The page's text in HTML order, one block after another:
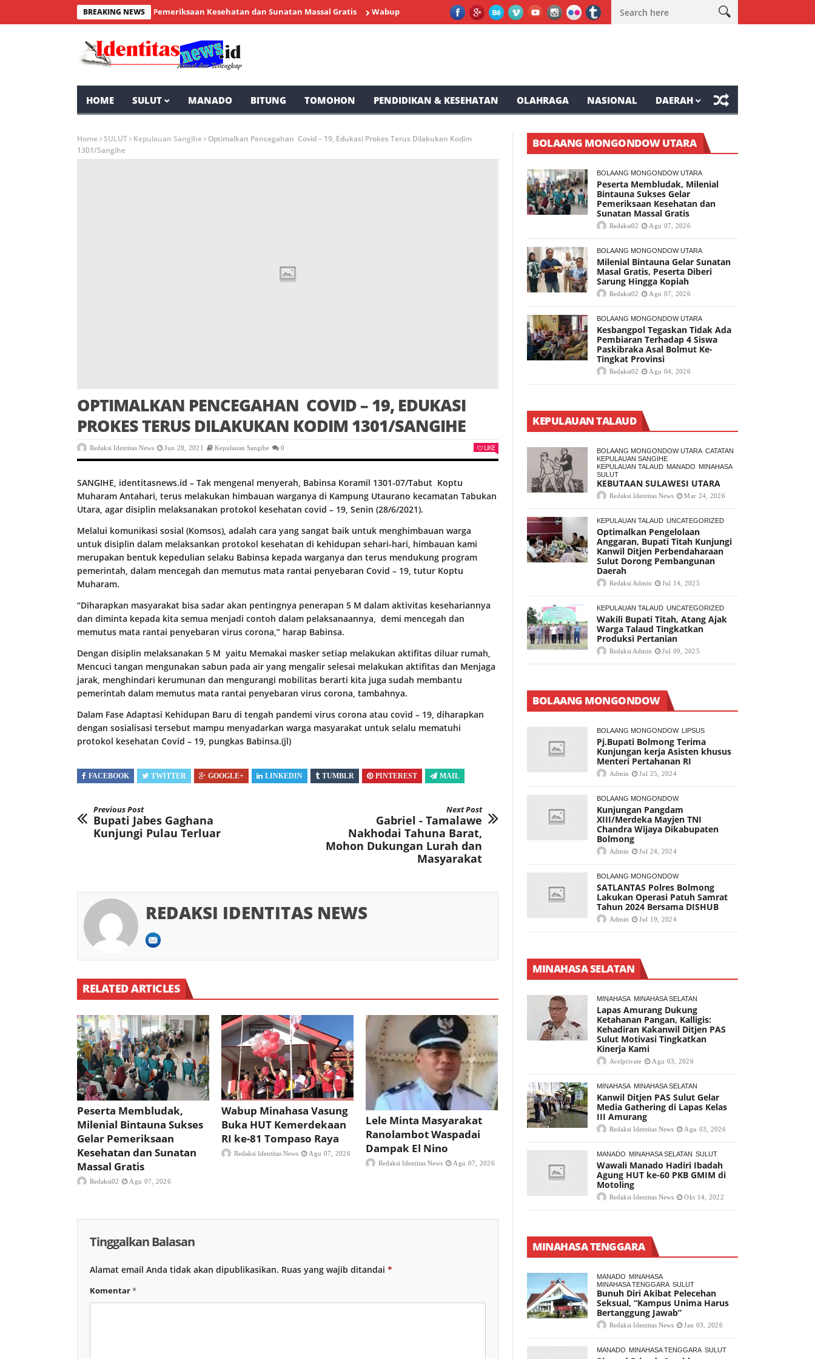
BREAKING NEWS
Bintauna Sukses Gelar Pemeriksaan Kesehatan dan Sunatan Massal Gratis Wabup Minahasa Vasung Buka HUT Kemerdekaan RI ke-81 Tompaso Raya Lele Minta Masyarakat Ranolambot
HOME SULUT MANADO BITUNG TOMOHON PENDIDIKAN & KESEHATAN OLAHRAGA NASIONAL DAERAH
Home SULUT Kepulauan Sangihe Optimalkan Pencegahan Covid – 19, Edukasi Prokes Terus Dilakukan Kodim
1301/Sangihe
OPTIMALKAN PENCEGAHAN COVID – 19, EDUKASI
PROKES TERUS DILAKUKAN KODIM 1301/SANGIHE
Redaksi Identitas News Jun 28, 2021 Kepulauan Sangihe 0 LIKE
SANGIHE, identitasnews.id – Tak mengenal menyerah, Babinsa Koramil 1301-07/Tabut Koptu
Muharam Antahari, terus melakukan himbauan warganya di Kampung Utaurano kecamatan Tabukan
Utara, agar disiplin melaksanakan protokol kesehatan covid – 19, Senin (28/6/2021).
Melalui komunikasi sosial (Komsos), adalah cara yang sangat baik untuk menghimbauan warga
untuk disiplin dalam melaksankan protokol kesehatan di kehidupan sehari-hari, himbauan kami
merupakan bentuk kepedulian selaku Babinsa kepada warganya dan terus mendukung program
pemerintah, dalam mencegah dan memutus mata rantai penyebaran Covid – 19, tutur Koptu
Muharam.
“Diharapkan masyarakat bisa sadar akan pentingnya penerapan 5 M dalam aktivitas kesehariannya
dan diminta kepada kita semua menjadi contoh dalam pelaksanaannya, demi mencegah dan
memutus mata rantai penyebaran virus corona,” harap Babinsa.
Dengan disiplin melaksanakan 5 M yaitu Memakai masker setiap melakukan aktifitas diluar rumah,
Mencuci tangan mengunakan sabun pada air yang mengalir selesai melakukan aktifitas dan Menjaga
jarak, menghindari kerumunan dan mengurangi mobilitas berarti kita juga sudah membantu
pemerintah dalam memutus mata rantai penyebaran virus corona, tambahnya.
Dalam Fase Adaptasi Kehidupan Baru di tengah pandemi virus corona atau covid – 19, diharapkan
dengan sosialisasi tersebut mampu menyadarkan warga masyarakat untuk selalu mematuhi
protokol kesehatan Covid – 19, pungkas Babinsa.(jl)
FACEBOOK TWITTER GOOGLE+ LINKEDIN TUMBLR PINTEREST MAIL
Previous Post
Bupati Jabes Gaghana
Kunjungi Pulau Terluar
Next Post
Gabriel - Tamalawe
Nakhodai Tahuna Barat,
Mohon Dukungan Lurah dan
Masyarakat
REDAKSI IDENTITAS NEWS
RELATED ARTICLES
Peserta Membludak,
Milenial Bintauna Sukses
Gelar Pemeriksaan
Kesehatan dan Sunatan
Massal Gratis
Redaksi02 Agu 07, 2026
Wabup Minahasa Vasung
Buka HUT Kemerdekaan
RI ke-81 Tompaso Raya
Redaksi Identitas News Agu 07, 2026
Lele Minta Masyarakat
Ranolambot Waspadai
Dampak El Nino
Redaksi Identitas News Agu 07, 2026
Tinggalkan Balasan
Alamat email Anda tidak akan dipublikasikan. Ruas yang wajib ditandai *
Komentar*
BOLAANG MONGONDOW UTARA
BOLAANG MONGONDOW UTARA
Peserta Membludak, Milenial
Bintauna Sukses Gelar
Pemeriksaan Kesehatan dan
Sunatan Massal Gratis
Redaksi02 Agu 07, 2026
BOLAANG MONGONDOW UTARA
Milenial Bintauna Gelar Sunatan
Masal Gratis, Peserta Diberi
Sarung Hingga Kopiah
Redaksi02 Agu 07, 2026
BOLAANG MONGONDOW UTARA
Kesbangpol Tegaskan Tidak Ada
Pembiaran Terhadap 4 Siswa
Paskibraka Asal Bolmut Ke-
Tingkat Provinsi
Redaksi02 Agu 04, 2026
KEPULAUAN TALAUD
BOLAANG MONGONDOW UTARA CATATAN
KEPULAUAN SANGIHE
KEPULAUAN TALAUD MANADO MINAHASA
SULUT
KEBUTAAN SULAWESI UTARA
Redaksi Identitas News Mar 24, 2026
KEPULAUAN TALAUD UNCATEGORIZED
Optimalkan Pengelolaan
Anggaran, Bupati Titah Kunjungi
Kanwil Ditjen Perbendaharaan
Sulut Dorong Pembangunan
Daerah
Redaksi Admin Jul 14, 2025
KEPULAUAN TALAUD UNCATEGORIZED
Wakili Bupati Titah, Atang Ajak
Warga Talaud Tingkatkan
Produksi Pertanian
Redaksi Admin Jul 09, 2025
BOLAANG MONGONDOW
BOLAANG MONGONDOW LIPSUS
Pj.Bupati Bolmong Terima
Kunjungan kerja Asisten khusus
Menteri Pertahanan RI
Admin Jul 25, 2024
BOLAANG MONGONDOW
Kunjungan Pangdam
XIII/Merdeka Mayjen TNI
Chandra Wijaya Dikabupaten
Bolmong
Admin Jul 24, 2024
BOLAANG MONGONDOW
SATLANTAS Polres Bolmong
Lakukan Operasi Patuh Samrat
Tahun 2024 Bersama DISHUB
Admin Jul 19, 2024
MINAHASA SELATAN
MINAHASA MINAHASA SELATAN
Lapas Amurang Dukung
Ketahanan Pangan, Kalligis:
Kehadiran Kakanwil Ditjen PAS
Sulut Motivasi Tingkatkan
Kinerja Kami
Acelprivate Agu 03, 2026
MINAHASA MINAHASA SELATAN
Kanwil Ditjen PAS Sulut Gelar
Media Gathering di Lapas Kelas
III Amurang
Redaksi Identitas News Agu 03, 2026
MANADO MINAHASA SELATAN SULUT
Wawali Manado Hadiri Ibadah
Agung HUT ke-60 PKB GMIM di
Motoling
Redaksi Identitas News Okt 14, 2022
MINAHASA TENGGARA
MANADO MINAHASA
MINAHASA TENGGARA SULUT
Bunuh Diri Akibat Pelecehan
Seksual, “Kampus Unima Harus
Bertanggung Jawab”
Redaksi Identitas News Jan 03, 2026
MANADO MINAHASA TENGGARA SULUT